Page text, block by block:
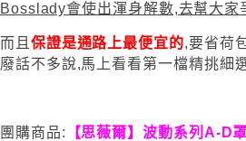
Bosslady會使出渾身解數,去幫大家
而且 保證是通路上最便宜的,要省荷
廢話不多說,馬上看看第一檔精挑細
團購商品: 【思薇爾】波動系列A-D